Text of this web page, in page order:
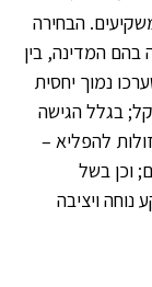
הבחירה
בהם המדינה, בין
נמוך יחסית
בגלל הגישה
להפליא –
וכן בשל
ויציבה